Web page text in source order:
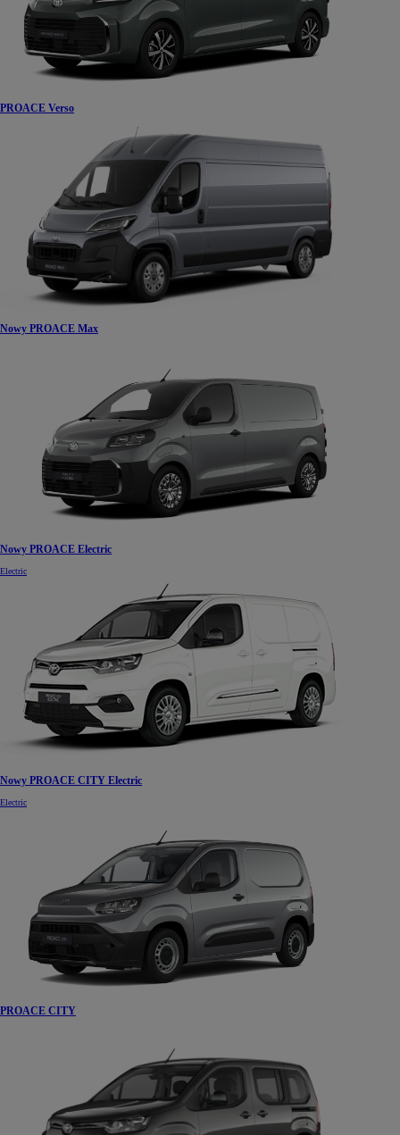
PROACE Verso
Nowy PROACE Max
Nowy PROACE Electric
Electric
Nowy PROACE CITY Electric
Electric
PROACE CITY